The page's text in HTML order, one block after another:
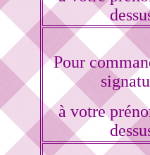
Pour
à votre